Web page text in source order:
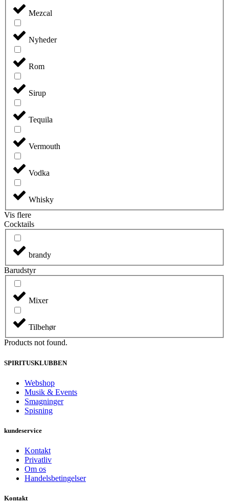
Mezcal
Nyheder
Rom
Sirup
Tequila
Vermouth
Vodka
Whisky
Vis flere
Cocktails
brandy
Barudstyr
Mixer
Tilbehør
Products not found.
SPIRITUSKLUBBEN
Webshop
Musik & Events
Smagninger
Spisning
kundeservice
Kontakt
Privatliv
Om os
Handelsbetingelser
Kontakt